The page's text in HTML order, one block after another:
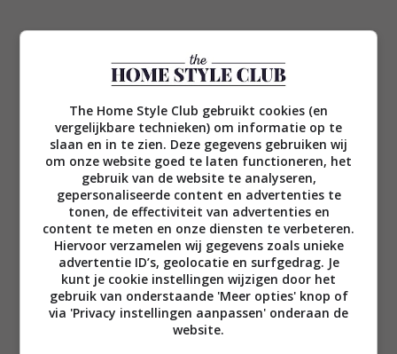
Wat zijn stalen schuifdeuren?
Stalen schuifdeurenbestaan uit een frame van
metaal en glazen panelen. Deze zorgen voor
natuurlijke lichtinval, waardoor een gevoel van
ruimte ontstaat. De deuren hangen in een
railsysteem waardoor de deuren netjes aansluiten.
Storende naden zijn met dit systeem verleden tijd.
De schuifdeuren van Aluw zijn gemaakt van
aluminium. Dat is lichtgewicht en daardoor
makkelijk te bedienen. Een bijkomend voordeel is
dat er niet gelast hoeft te worden. Daardoor zijn
de deuren strak afgewerkt en altijd symmetrisch.
The Home Style Club gebruikt cookies (en
vergelijkbare technieken) om informatie op te
slaan en in te zien. Deze gegevens gebruiken wij
om onze website goed te laten functioneren, het
gebruik van de website te analyseren,
gepersonaliseerde content en advertenties te
tonen, de effectiviteit van advertenties en
content te meten en onze diensten te verbeteren.
Hiervoor verzamelen wij gegevens zoals unieke
advertentie ID’s, geolocatie en surfgedrag. Je
kunt je cookie instellingen wijzigen door het
gebruik van onderstaande 'Meer opties' knop of
via 'Privacy instellingen aanpassen' onderaan de
website.